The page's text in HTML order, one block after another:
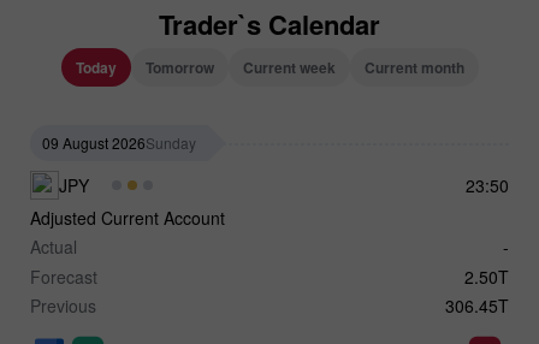
Trader`s Calendar
Today Tomorrow Current week Current month
09 August 2026Sunday
23:50
JPY
Adjusted Current Account
Actual
-
Forecast
2.50T
Previous
306.45T